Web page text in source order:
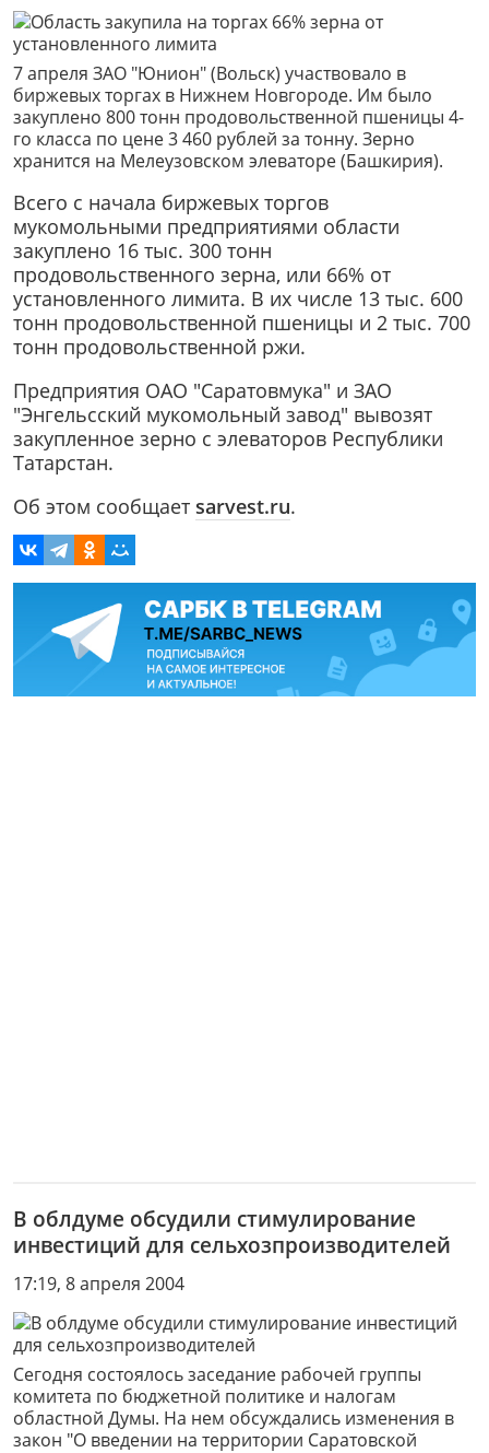
7 апреля ЗАО "Юнион" (Вольск) участвовало в
биржевых торгах в Нижнем Новгороде. Им было
закуплено 800 тонн продовольственной пшеницы 4-
го класса по цене 3 460 рублей за тонну. Зерно
хранится на Мелеузовском элеваторе (Башкирия).
Всего с начала биржевых торгов
мукомольными предприятиями области
закуплено 16 тыс. 300 тонн
продовольственного зерна, или 66% от
установленного лимита. В их числе 13 тыс. 600
тонн продовольственной пшеницы и 2 тыс. 700
тонн продовольственной ржи.
Предприятия ОАО "Саратовмука" и ЗАО
"Энгельсский мукомольный завод" вывозят
закупленное зерно с элеваторов Республики
Татарстан.
Об этом сообщает sarvest.ru.
В облдуме обсудили стимулирование
инвестиций для сельхозпроизводителей
17:19, 8 апреля 2004
Сегодня состоялось заседание рабочей группы
комитета по бюджетной политике и налогам
областной Думы. На нем обсуждались изменения в
закон "О введении на территории Саратовской